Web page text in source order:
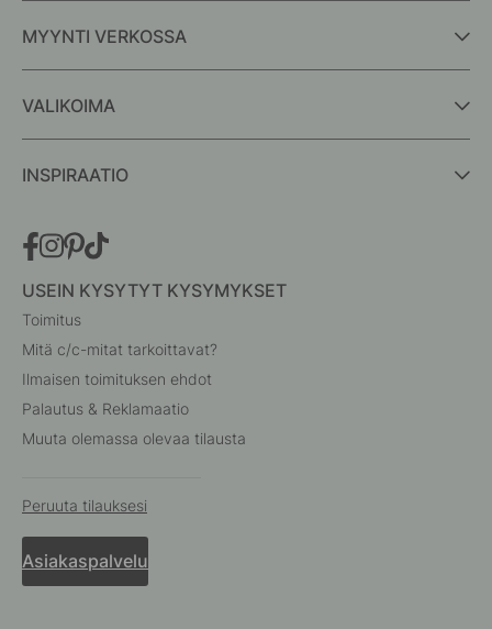
MYYNTI VERKOSSA
VALIKOIMA
INSPIRAATIO
USEIN KYSYTYT KYSYMYKSET
Toimitus
Mitä c/c-mitat tarkoittavat?
Ilmaisen toimituksen ehdot
Palautus & Reklamaatio
Muuta olemassa olevaa tilausta
Peruuta tilauksesi
Asiakaspalvelu